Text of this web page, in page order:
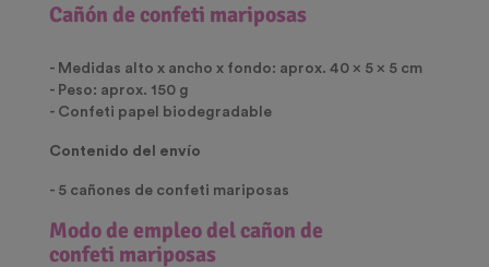
Cañón de confeti mariposas
- Medidas alto x ancho x fondo: aprox. 40 x 5 x 5 cm
- Peso: aprox. 150 g
- Confeti papel biodegradable
Contenido del envío
- 5 cañones de confeti mariposas
Modo de empleo del cañon de
confeti mariposas